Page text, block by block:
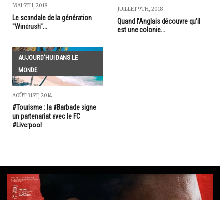
MAI 5TH, 2018
Le scandale de la génération
"Windrush"...
JUILLET 9TH, 2018
Quand l'Anglais découvre qu'il
est une colonie...
AUJOURD'HUI DANS LE
MONDE
AOÛT 31ST, 2014
#Tourisme : la #Barbade signe
un partenariat avec le FC
#Liverpool